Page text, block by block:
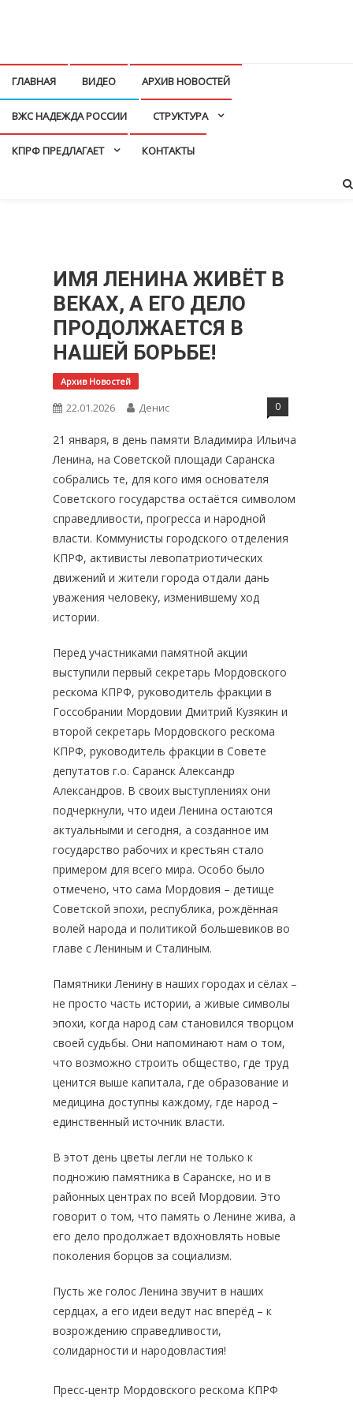
ГЛАВНАЯ ВИДЕО АРХИВ НОВОСТЕЙ
ВЖС НАДЕЖДА РОССИИ СТРУКТУРА
КПРФ ПРЕДЛАГАЕТ КОНТАКТЫ
ИМЯ ЛЕНИНА ЖИВЁТ В
ВЕКАХ, А ЕГО ДЕЛО
ПРОДОЛЖАЕТСЯ В
НАШЕЙ БОРЬБЕ!
Архив Новостей
22.01.2026 Денис 0
21 января, в день памяти Владимира Ильича
Ленина, на Советской площади Саранска
собрались те, для кого имя основателя
Советского государства остаётся символом
справедливости, прогресса и народной
власти. Коммунисты городского отделения
КПРФ, активисты левопатриотических
движений и жители города отдали дань
уважения человеку, изменившему ход
истории.
Перед участниками памятной акции
выступили первый секретарь Мордовского
рескома КПРФ, руководитель фракции в
Госсобрании Мордовии Дмитрий Кузякин и
второй секретарь Мордовского рескома
КПРФ, руководитель фракции в Совете
депутатов г.о. Саранск Александр
Александров. В своих выступлениях они
подчеркнули, что идеи Ленина остаются
актуальными и сегодня, а созданное им
государство рабочих и крестьян стало
примером для всего мира. Особо было
отмечено, что сама Мордовия – детище
Советской эпохи, республика, рождённая
волей народа и политикой большевиков во
главе с Лениным и Сталиным.
Памятники Ленину в наших городах и сёлах –
не просто часть истории, а живые символы
эпохи, когда народ сам становился творцом
своей судьбы. Они напоминают нам о том,
что возможно строить общество, где труд
ценится выше капитала, где образование и
медицина доступны каждому, где народ –
единственный источник власти.
В этот день цветы легли не только к
подножию памятника в Саранске, но и в
районных центрах по всей Мордовии. Это
говорит о том, что память о Ленине жива, а
его дело продолжает вдохновлять новые
поколения борцов за социализм.
Пусть же голос Ленина звучит в наших
сердцах, а его идеи ведут нас вперёд – к
возрождению справедливости,
солидарности и народовластия!
Пресс-центр Мордовского рескома КПРФ